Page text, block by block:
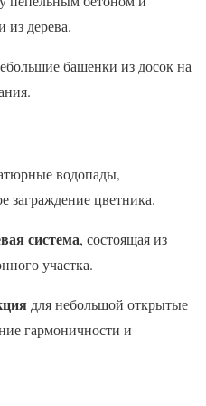
дерева.
башенки из досок на
водопады,
заграждение цветника.
система, состоящая из
участка.
для небольшой открытые
гармоничности и